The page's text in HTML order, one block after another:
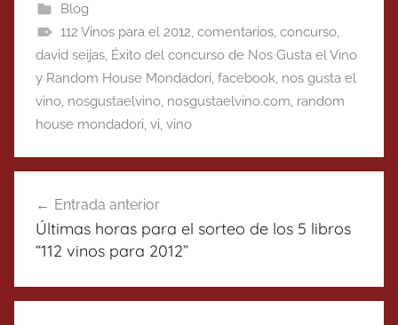
Blog
112 Vinos para el 2012, comentarios, concurso,
david seijas, Éxito del concurso de Nos Gusta el Vino
y Random House Mondadori, facebook, nos gusta el
vino, nosgustaelvino, nosgustaelvino.com, random
house mondadori, vi, vino
de
entradas
Entrada anterior
Últimas horas para el sorteo de los 5 libros
“112 vinos para 2012”